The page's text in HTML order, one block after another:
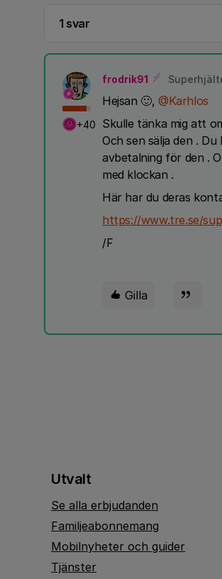
1 svar
+40
frodrik91
Hejsan 🙂, @Karhlos
Skulle tänka mig att
Och sen sälja den .
avbetalning för den .
med klockan .
Här har du deras
https://www.tre.se/
/F
Gilla
Utvalt
Se alla erbjudanden
Familjeabonnemang
Mobilnyheter och guider
Tjänster